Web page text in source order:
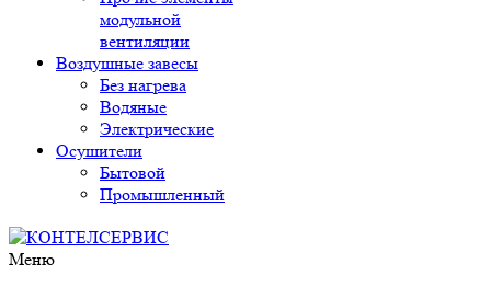
модульной
вентиляции
Воздушные завесы
Без нагрева
Водяные
Электрические
Осушители
Бытовой
Промышленный
Меню